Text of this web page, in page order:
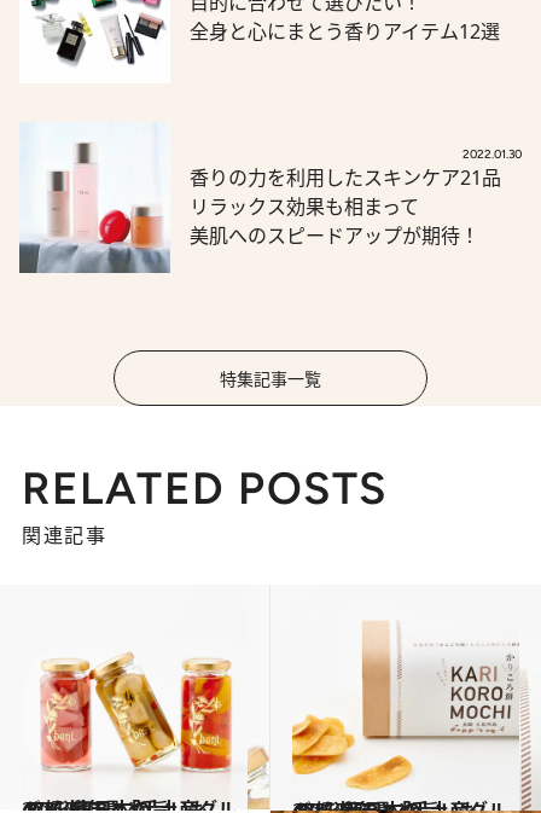
全身と心にまとう香りアイテム12選
2022.01.30
香りの力を利用したスキンケア21品
リラックス効果も相まって
美肌へのスピードアップが期待！
特集記事一覧
RELATED POSTS
関連記事